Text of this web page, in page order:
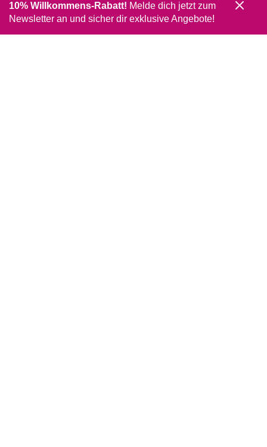
10% Willkommens-Rabatt! Melde dich jetzt zum
Newsletter an und sicher dir exklusive Angebote!